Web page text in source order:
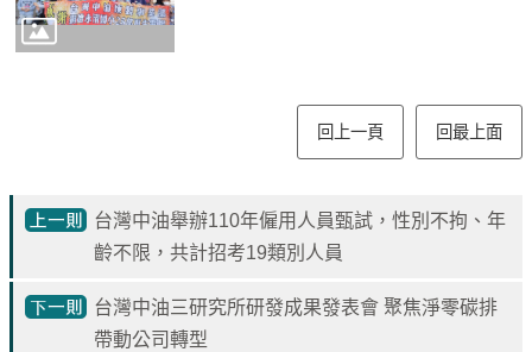
綠
色
中
耕
關
回上一頁 回最上面
台灣中油舉辦110年僱用人員甄試，性別不拘、年
齡不限，共計招考19類別人員
台灣中油三研究所研發成果發表會 聚焦淨零碳排
帶動公司轉型